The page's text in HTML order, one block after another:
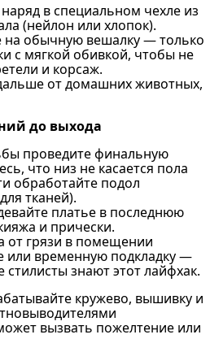
в специальном чехле из
(нейлон или хлопок).
на обычную вешалку — только
с мягкой обивкой, чтобы не
и корсаж.
от домашних животных,
до выхода
проведите финальную
что низ не касается пола
обработайте подол
тканей).
платье в последнюю
и прически.
от грязи в помещении
или временную подкладку —
знают этот лайфхак.
кружево, вышивку и
вызвать пожелтение или